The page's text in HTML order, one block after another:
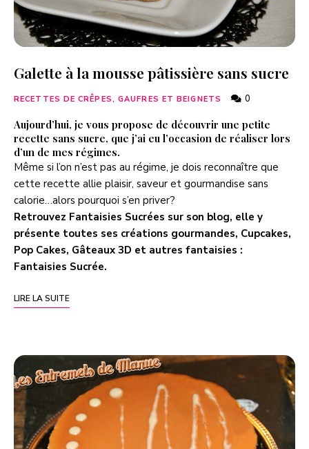
Galette à la mousse pâtissière sans sucre
RECETTES DE CRÊPES, GAUFRES ET BEIGNETS 0
Aujourd’hui, je vous propose de découvrir une petite
recette sans sucre, que j’ai eu l’occasion de réaliser lors
d’un de mes régimes.
Même si l’on n’est pas au régime, je dois reconnaître que
cette recette allie plaisir, saveur et gourmandise sans
calorie…alors pourquoi s’en priver?
Retrouvez Fantaisies Sucrées sur son blog, elle y
présente toutes ses créations gourmandes, Cupcakes,
Pop Cakes, Gâteaux 3D et autres fantaisies :
Fantaisies Sucrée.
LIRE LA SUITE